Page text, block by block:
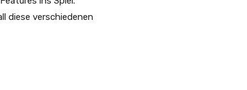
diese verschiedenen